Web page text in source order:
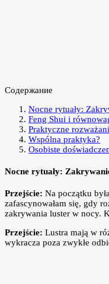
Содержание
Nocne rytuały:
Feng Shui i
Praktyczne
Wspólna praktyka?
Osobiste
Nocne rytuały:
Przejście: Na początku
zafascynowałam się, gdy
zakrywania luster w nocy.
Przejście: Lustra mają w
wykracza poza zwykłe